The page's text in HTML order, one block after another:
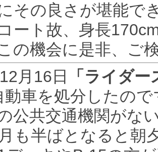
その良さが堪能で
ート故、身長
の機会に是非、ご
月16日
「ライダ
動車を処分したの
公共交通機関がな
も半ばとなると朝